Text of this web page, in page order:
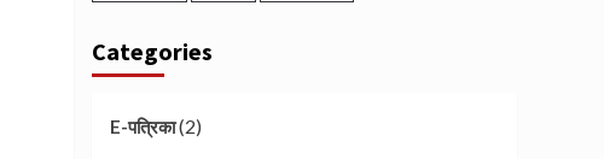
Categories
E-पत्रिका(2)